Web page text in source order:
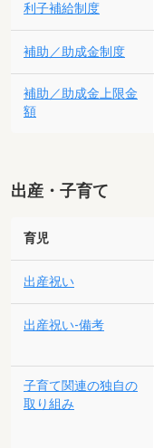
利子補給制度
補助／助成金制度
補助／助成金上限金
額
出産・子育て
育児
出産祝い
出産祝い-備考
子育て関連の独自の
取り組み